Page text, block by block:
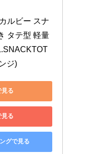
ルビー スナ
タテ型 軽量
ジ)
る
る
グで見る